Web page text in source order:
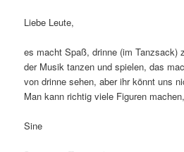
Liebe Leute,
es macht Spaß, drinne (im Tanzsack)
der Musik tanzen und spielen, das
von drinne sehen, aber ihr könnt uns
Man kann richtig viele Figuren
Sine